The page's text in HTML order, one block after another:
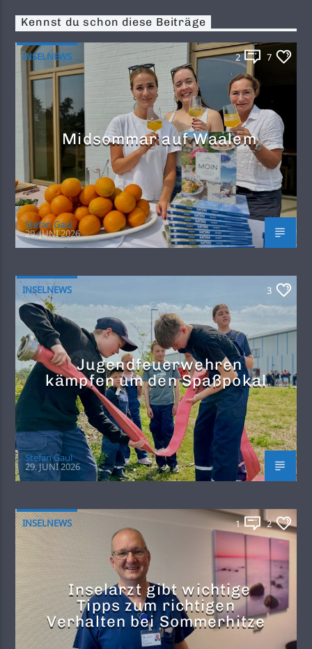
Kennst du schon diese Beiträge
INSELNEWS 2 7
Midsommar auf Waalem
Stefan Gaul
29. JUNI 2026
INSELNEWS 3
Jugendfeuerwehren
kämpfen um den Spaßpokal
Stefan Gaul
29. JUNI 2026
INSELNEWS 1 2
Inselarzt gibt wichtige
Tipps zum richtigen
Verhalten bei Sommerhitze